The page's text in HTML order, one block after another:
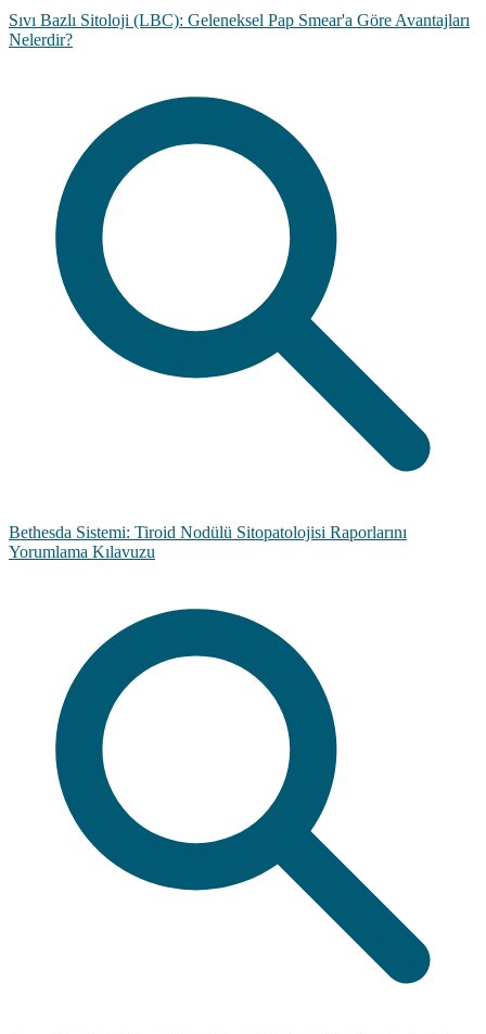
Sıvı Bazlı Sitoloji (LBC): Geleneksel Pap Smear'a Göre Avantajları
Nelerdir?
Bethesda Sistemi: Tiroid Nodülü Sitopatolojisi Raporlarını
Yorumlama Kılavuzu